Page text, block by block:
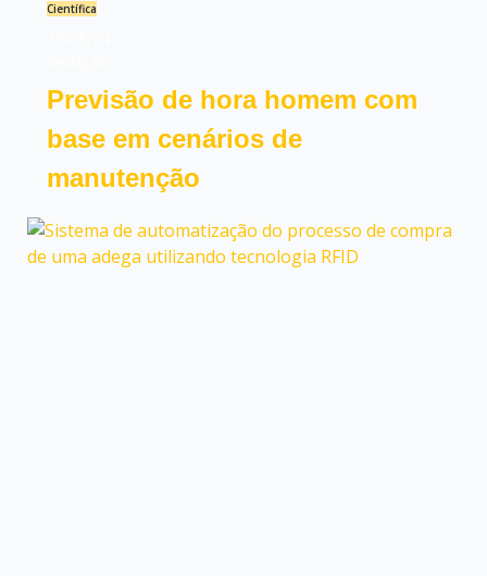
Científica
Previsão de hora homem com
base em cenários de
manutenção